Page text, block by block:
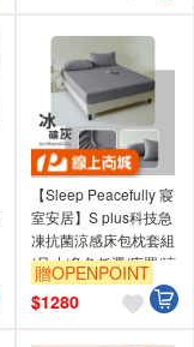
【Sleep Peacefully 寢
室安居】S plus科技急
凍抗菌涼感床包枕套組
(尺寸/多色任選/床罩/涼
感認證)
贈OPENPOINT
$1280